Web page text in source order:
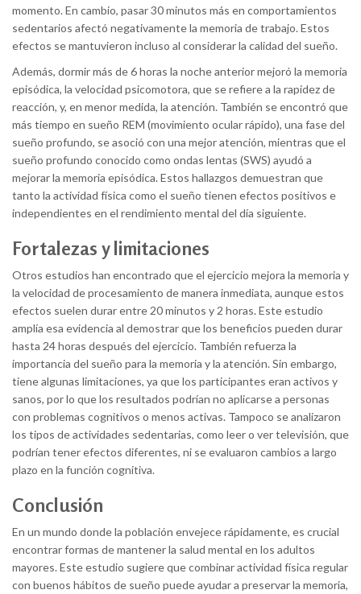
momento. En cambio, pasar 30 minutos más en comportamientos
sedentarios afectó negativamente la memoria de trabajo. Estos
efectos se mantuvieron incluso al considerar la calidad del sueño.
Además, dormir más de 6 horas la noche anterior mejoró la memoria
episódica, la velocidad psicomotora, que se refiere a la rapidez de
reacción, y, en menor medida, la atención. También se encontró que
más tiempo en sueño REM (movimiento ocular rápido), una fase del
sueño profundo, se asoció con una mejor atención, mientras que el
sueño profundo conocido como ondas lentas (SWS) ayudó a
mejorar la memoria episódica. Estos hallazgos demuestran que
tanto la actividad física como el sueño tienen efectos positivos e
independientes en el rendimiento mental del día siguiente.
Fortalezas y limitaciones
Otros estudios han encontrado que el ejercicio mejora la memoria y
la velocidad de procesamiento de manera inmediata, aunque estos
efectos suelen durar entre 20 minutos y 2 horas. Este estudio
amplía esa evidencia al demostrar que los beneficios pueden durar
hasta 24 horas después del ejercicio. También refuerza la
importancia del sueño para la memoria y la atención. Sin embargo,
tiene algunas limitaciones, ya que los participantes eran activos y
sanos, por lo que los resultados podrían no aplicarse a personas
con problemas cognitivos o menos activas. Tampoco se analizaron
los tipos de actividades sedentarias, como leer o ver televisión, que
podrían tener efectos diferentes, ni se evaluaron cambios a largo
plazo en la función cognitiva.
Conclusión
En un mundo donde la población envejece rápidamente, es crucial
encontrar formas de mantener la salud mental en los adultos
mayores. Este estudio sugiere que combinar actividad física regular
con buenos hábitos de sueño puede ayudar a preservar la memoria,